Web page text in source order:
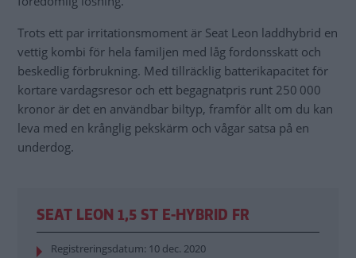
Trots ett par irritationsmoment är Seat Leon laddhybrid en
vettig kombi för hela familjen med låg fordonsskatt och
beskedlig förbrukning. Med tillräcklig batterikapacitet för
kortare vardagsresor och ett begagnatpris runt 250 000
kronor är det en användbar biltyp, framför allt om du kan
leva med en krånglig pekskärm och vågar satsa på en
underdog.
SEAT LEON 1,5 ST E-HYBRID FR
Registreringsdatum: 10 dec. 2020